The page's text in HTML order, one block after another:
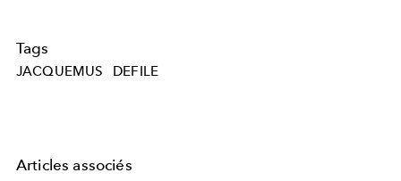
Tags
JACQUEMUS DEFILE
Articles associés